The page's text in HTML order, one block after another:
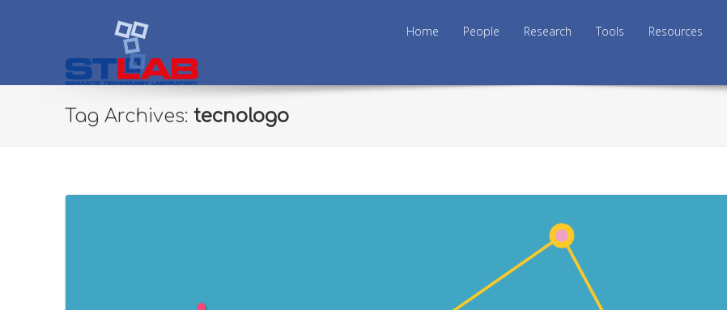
Home
People Research Tools Resources
Tag Archives: tecnologo